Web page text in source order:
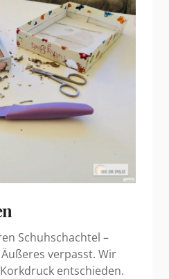
Schuhschachtel –
verpasst. Wir
entschieden.